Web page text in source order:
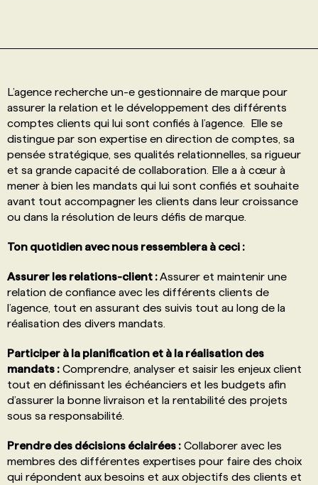
ANNONCEZ AVEC NOUS
L’agence recherche un-e gestionnaire de marque pour
assurer la relation et le développement des différents
comptes clients qui lui sont confiés à l’agence. Elle se
distingue par son expertise en direction de comptes, sa
pensée stratégique, ses qualités relationnelles, sa rigueur
et sa grande capacité de collaboration. Elle a à cœur à
mener à bien les mandats qui lui sont confiés et souhaite
avant tout accompagner les clients dans leur croissance
ou dans la résolution de leurs défis de marque.
Ton quotidien avec nous ressemblera à ceci :
Assurer les relations-client :Assurer et maintenir une
relation de confiance avec les différents clients de
l’agence, tout en assurant des suivis tout au long de la
réalisation des divers mandats.
Participer à la planification et à la réalisation des
mandats : Comprendre, analyser et saisir les enjeux client
tout en définissant les échéanciers et les budgets afin
d’assurer la bonne livraison et la rentabilité des projets
sous sa responsabilité.
Prendre des décisions éclairées : Collaborer avec les
membres des différentes expertises pour faire des choix
qui répondent aux besoins et aux objectifs des clients et